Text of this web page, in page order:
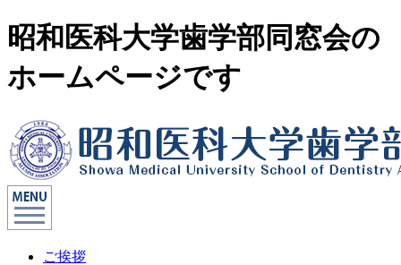
昭和医科大学歯学部同窓会の
ホームページです
ご挨拶